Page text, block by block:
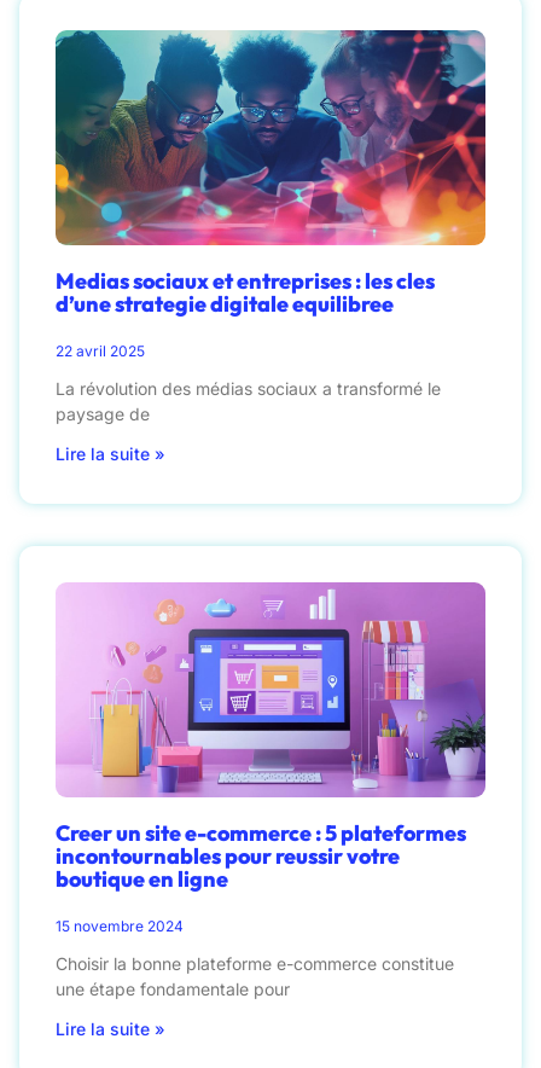
Medias sociaux et entreprises : les cles
d’une strategie digitale equilibree
22 avril 2025
La révolution des médias sociaux a transformé le
paysage de
Lire la suite »
Creer un site e-commerce : 5 plateformes
incontournables pour reussir votre
boutique en ligne
15 novembre 2024
Choisir la bonne plateforme e-commerce constitue
une étape fondamentale pour
Lire la suite »